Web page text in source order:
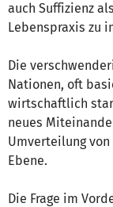
auch Suffizienz
Lebenspraxis zu
Die
Nationen, oft
wirtschaftlich
neues
Umverteilung
Ebene.
Die Frage im